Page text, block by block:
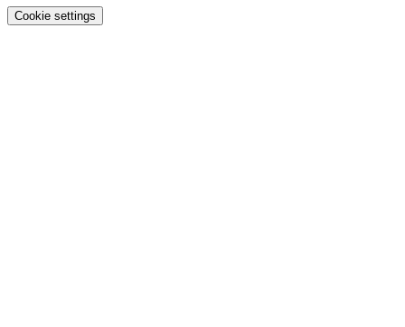
Cookie settings